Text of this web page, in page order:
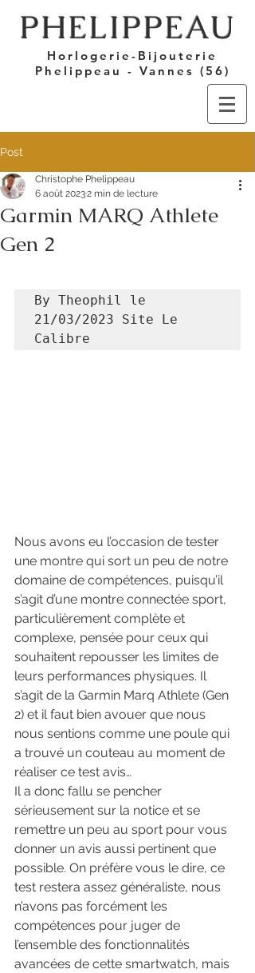
PHELIPPEAU
Horlogerie-Bijouterie
Phelippeau - Vannes (56)
Post
Garmin MARQ Athlete
Gen 2
Christophe Phelippeau
6 août 20232 min de lecture
By Theophil le
21/03/2023 Site Le
Calibre
Nous avons eu l’occasion de tester
une montre qui sort un peu de notre
domaine de compétences, puisqu’il
s’agit d’une montre connectée sport,
particulièrement complète et
complexe, pensée pour ceux qui
souhaitent repousser les limites de
leurs performances physiques. Il
s’agit de la Garmin Marq Athlete (Gen
2) et il faut bien avouer que nous
nous sentions comme une poule qui
a trouvé un couteau au moment de
réaliser ce test avis…
Il a donc fallu se pencher
sérieusement sur la notice et se
remettre un peu au sport pour vous
donner un avis aussi pertinent que
possible. On préfère vous le dire, ce
test restera assez généraliste, nous
n’avons pas forcément les
compétences pour juger de
l’ensemble des fonctionnalités
avancées de cette smartwatch, mais